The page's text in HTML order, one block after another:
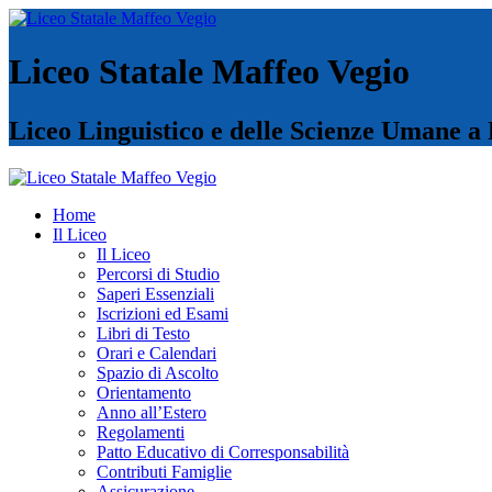
Liceo Statale Maffeo Vegio
Liceo Linguistico e delle Scienze Umane a
Home
Il Liceo
Il Liceo
Percorsi di Studio
Saperi Essenziali
Iscrizioni ed Esami
Libri di Testo
Orari e Calendari
Spazio di Ascolto
Orientamento
Anno all’Estero
Regolamenti
Patto Educativo di Corresponsabilità
Contributi Famiglie